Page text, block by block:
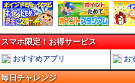
スマホ限定！お得サービス
おすすめアプリ
お
毎日チャレンジ